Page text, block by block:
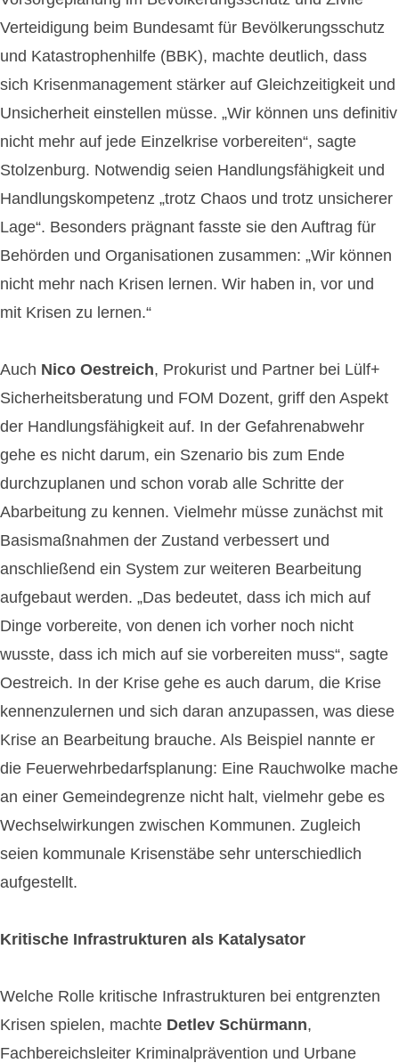
Verteidigung beim Bundesamt für Bevölkerungsschutz
und Katastrophenhilfe (BBK), machte deutlich, dass
sich Krisenmanagement stärker auf Gleichzeitigkeit und
Unsicherheit einstellen müsse. „Wir können uns definitiv
nicht mehr auf jede Einzelkrise vorbereiten“, sagte
Stolzenburg. Notwendig seien Handlungsfähigkeit und
Handlungskompetenz „trotz Chaos und trotz unsicherer
Lage“. Besonders prägnant fasste sie den Auftrag für
Behörden und Organisationen zusammen: „Wir können
nicht mehr nach Krisen lernen. Wir haben in, vor und
mit Krisen zu lernen.“
Auch Nico Oestreich, Prokurist und Partner bei Lülf+
Sicherheitsberatung und FOM Dozent, griff den Aspekt
der Handlungsfähigkeit auf. In der Gefahrenabwehr
gehe es nicht darum, ein Szenario bis zum Ende
durchzuplanen und schon vorab alle Schritte der
Abarbeitung zu kennen. Vielmehr müsse zunächst mit
Basismaßnahmen der Zustand verbessert und
anschließend ein System zur weiteren Bearbeitung
aufgebaut werden. „Das bedeutet, dass ich mich auf
Dinge vorbereite, von denen ich vorher noch nicht
wusste, dass ich mich auf sie vorbereiten muss“, sagte
Oestreich. In der Krise gehe es auch darum, die Krise
kennenzulernen und sich daran anzupassen, was diese
Krise an Bearbeitung brauche. Als Beispiel nannte er
die Feuerwehrbedarfsplanung: Eine Rauchwolke mache
an einer Gemeindegrenze nicht halt, vielmehr gebe es
Wechselwirkungen zwischen Kommunen. Zugleich
seien kommunale Krisenstäbe sehr unterschiedlich
aufgestellt.
Kritische Infrastrukturen als Katalysator
Welche Rolle kritische Infrastrukturen bei entgrenzten
Krisen spielen, machte Detlev Schürmann,
Fachbereichsleiter Kriminalprävention und Urbane